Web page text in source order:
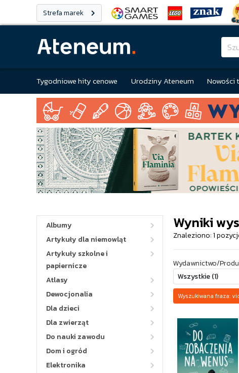
Strefa marek
Tygodniowe hity cenowe Urodziny Ateneum Nowości
Albumy
Artykuły dla niemowląt
Artykuły szkolne i
papiernicze
Atlasy
Dewocjonalia
Dla dzieci
Dla zwierząt
Do nauki zawodu
Dom i ogród
Elektronika
Wyniki
Znaleziono: 1
Wydawnictwo/
Wyszukiwana fraza: